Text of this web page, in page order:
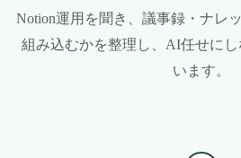
Notion運用を聞き、議事録・ナレ
組み込むかを整理し、AI任せに
います。